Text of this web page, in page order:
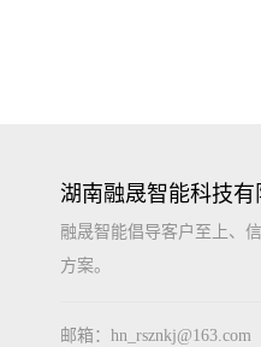
湖南融晟智能科技有
融晟智能倡导客户至上、
方案。
邮箱：hn_rsznkj@163.com